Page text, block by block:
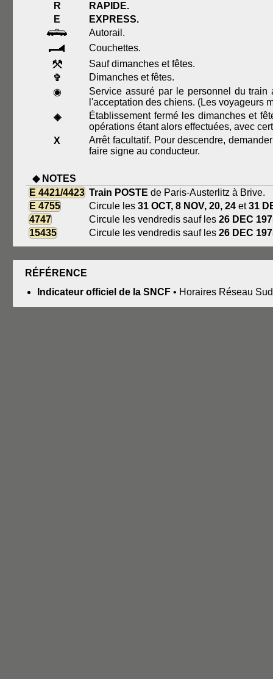
R
RAPIDE.
E
EXPRESS.
Autorail.
Couchettes.
Sauf dimanches et fêtes.
✞
Dimanches et fêtes.
◉
Service assuré par le personnel du
l'acceptation des chiens. (Les voyageurs
◈
Établissement fermé les dimanches et
opérations étant alors effectuées, avec
X
Arrêt facultatif. Pour descendre,
faire signe au conducteur.
◆ NOTES
E 4421/4423 Train POSTE de Paris-Austerlitz à Brive.
E 4755
Circule les 31 OCT, 8 NOV, 20, 24 et31
4747
Circule les vendredis sauf les 26 DEC
15435
Circule les vendredis sauf les 26 DEC
RÉFÉRENCE
Indicateur officiel de la SNCF • Horaires Réseau